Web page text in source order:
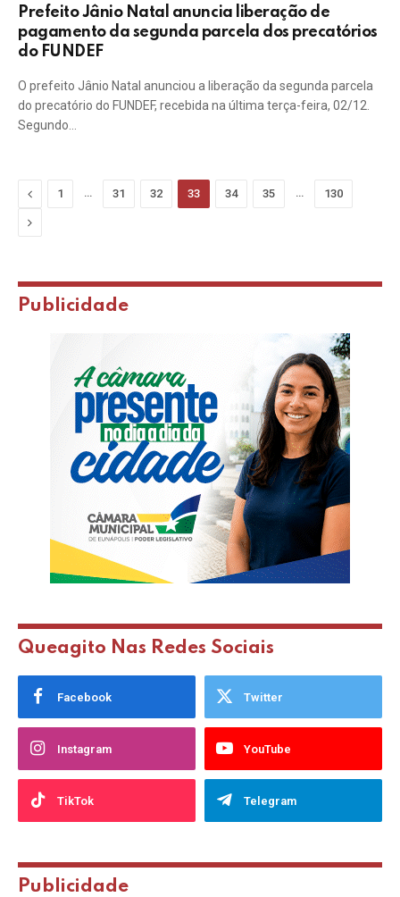
Prefeito Jânio Natal anuncia liberação de
pagamento da segunda parcela dos precatórios
do FUNDEF
O prefeito Jânio Natal anunciou a liberação da segunda parcela
do precatório do FUNDEF, recebida na última terça-feira, 02/12.
Segundo…
Previous
1 … 31 32 33 34 35 … 130
Next
Publicidade
Queagito Nas Redes Sociais
Facebook Twitter
Instagram YouTube
TikTok Telegram
Publicidade